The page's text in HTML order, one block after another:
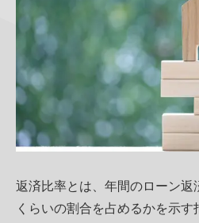
返済比率とは、年間のローン返
くらいの割合を占めるかを示す